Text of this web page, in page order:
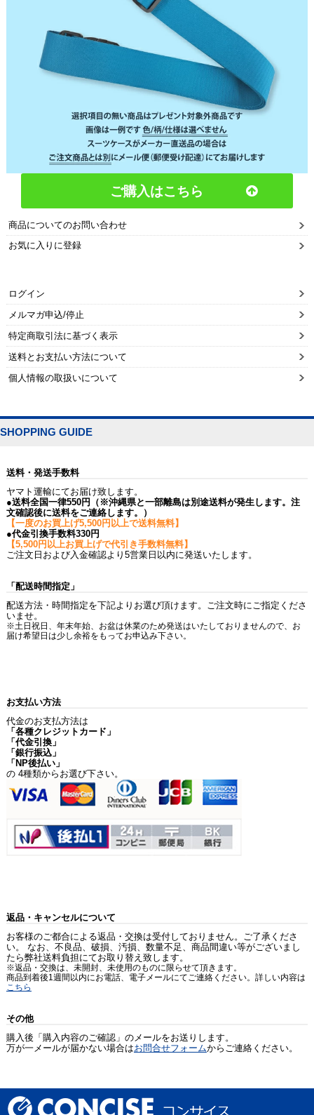
ご購入はこちら
商品についてのお問い合わせ
お気に入りに登録
ログイン
メルマガ申込/停止
特定商取引法に基づく表示
送料とお支払い方法について
個人情報の取扱いについて
SHOPPING GUIDE
送料・発送手数料
ヤマト運輸にてお届け致します。
●送料全国一律550円（※沖縄県と一部離島は別途送料が発生します。注
文確認後に送料をご連絡します。）
【一度のお買上げ5,500円以上で送料無料】
●代金引換手数料330円
【5,500円以上お買上げで代引き手数料無料】
ご注文日および入金確認より5営業日以内に発送いたします。
「配送時間指定」
配送方法・時間指定を下記よりお選び頂けます。ご注文時にご指定くださ
いませ。
※土日祝日、年末年始、お盆は休業のため発送はいたしておりませんので、お
届け希望日は少し余裕をもってお申込み下さい。
お支払い方法
代金のお支払方法は
「各種クレジットカード」
「代金引換」
「銀行振込」
「NP後払い」
の 4種類からお選び下さい。
返品・キャンセルについて
お客様のご都合による返品・交換は受付しておりません。ご了承くださ
い。 なお、不良品、破損、汚損、数量不足、商品間違い等がございまし
たら弊社送料負担にてお取り替え致します。
※返品・交換は、未開封、未使用のものに限らせて頂きます。
商品到着後1週間以内にお電話、電子メールにてご連絡ください。詳しい内容は
こちら
その他
購入後「購入内容のご確認」のメールをお送りします。
万が一メールが届かない場合はお問合せフォームからご連絡ください。